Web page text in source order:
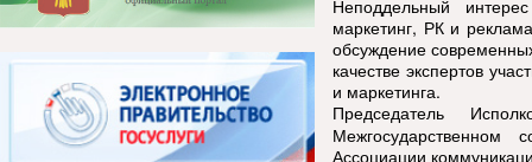
Неподдельный
маркетинг, РК и
обсуждение
качестве экспертов
и маркетинга.
Председатель
Межгосударственном
Ассоциации